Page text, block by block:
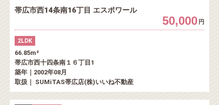
帯広市西14条南16丁目 エスポワール
50,000 円
2LDK
66.85m²
帯広市西十四条南１６丁目1
築年｜2002年08月
取扱｜ SUMiTAS帯広店(株)いいね不動産